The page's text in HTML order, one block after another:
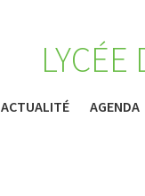
LYCÉE
ACTUALITÉ AGENDA